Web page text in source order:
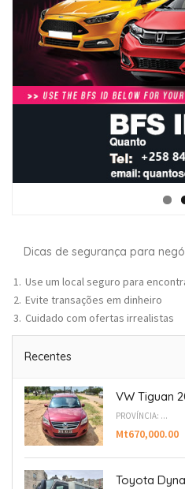
Dicas de segurança para
Use um local seguro para
Evite transações em dinheiro
Cuidado com ofertas irrealistas
Recentes
VW Tiguan
PROVÍNCIA: ...
Mt670,000.00
Toyota